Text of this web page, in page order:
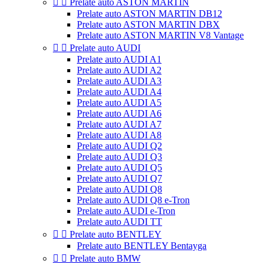
  Prelate auto ASTON MARTIN
Prelate auto ASTON MARTIN DB12
Prelate auto ASTON MARTIN DBX
Prelate auto ASTON MARTIN V8 Vantage
  Prelate auto AUDI
Prelate auto AUDI A1
Prelate auto AUDI A2
Prelate auto AUDI A3
Prelate auto AUDI A4
Prelate auto AUDI A5
Prelate auto AUDI A6
Prelate auto AUDI A7
Prelate auto AUDI A8
Prelate auto AUDI Q2
Prelate auto AUDI Q3
Prelate auto AUDI Q5
Prelate auto AUDI Q7
Prelate auto AUDI Q8
Prelate auto AUDI Q8 e-Tron
Prelate auto AUDI e-Tron
Prelate auto AUDI TT
  Prelate auto BENTLEY
Prelate auto BENTLEY Bentayga
  Prelate auto BMW